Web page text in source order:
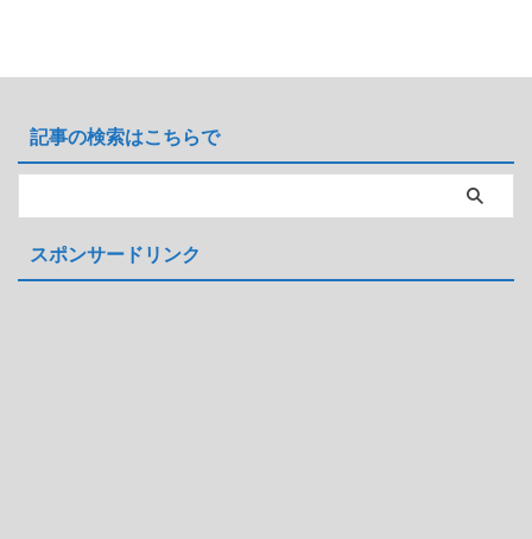
そのことも。 画像とデータ 学
名：テキサス・セージ 分類：ゴ
マノハグサ科 原産：アメリカ南
部（テキサス州）、メキシコ北部
葉します） 耐寒性：USDA
8（-10℃前後） 花期：春 ...
記事の検索はこちらで
スポンサードリンク